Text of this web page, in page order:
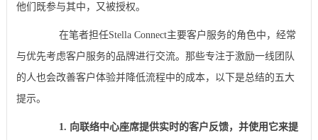
他们既参与其中，又被授权。
在笔者担任Stella Connect主要客户服务的角色中，经常
与优先考虑客户服务的品牌进行交流。那些专注于激励一线团队
的人也会改善客户体验并降低流程中的成本，以下是总结的五大
提示。
1. 向联络中心座席提供实时的客户反馈，并使用它来提